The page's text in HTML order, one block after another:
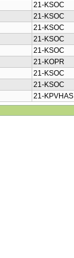
21-KSOC
21-KSOC
21-KSOC
21-KSOC
21-KSOC
21-KOPR
21-KSOC
21-KSOC
21-KPVHAS